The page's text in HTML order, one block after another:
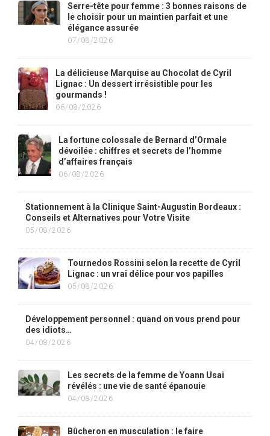
Serre-tête pour femme : 3 bonnes raisons de
le choisir pour un maintien parfait et une
élégance assurée
07/08/2026
La délicieuse Marquise au Chocolat de Cyril
Lignac : Un dessert irrésistible pour les
gourmands !
06/08/2026
La fortune colossale de Bernard d’Ormale
dévoilée : chiffres et secrets de l’homme
d’affaires français
06/08/2026
Stationnement à la Clinique Saint-Augustin Bordeaux :
Conseils et Alternatives pour Votre Visite
05/08/2026
Tournedos Rossini selon la recette de Cyril
Lignac : un vrai délice pour vos papilles
05/08/2026
Développement personnel : quand on vous prend pour
des idiots…
04/08/2026
Les secrets de la femme de Yoann Usai
révélés : une vie de santé épanouie
04/08/2026
Bûcheron en musculation : le faire